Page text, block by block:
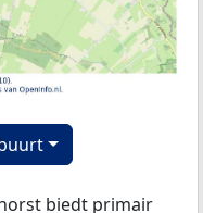
biedt primair